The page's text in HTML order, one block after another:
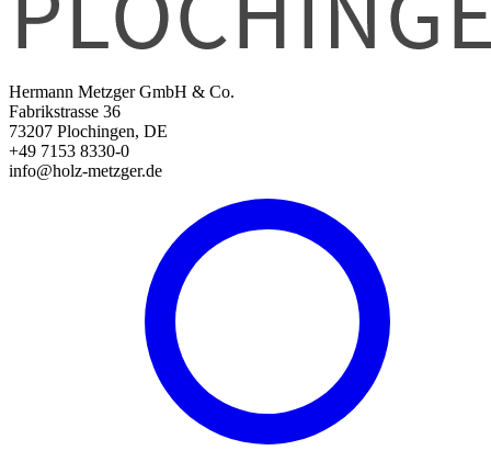
Hermann Metzger GmbH & Co.
Fabrikstrasse 36
73207 Plochingen, DE
+49 7153 8330-0
info@holz-metzger.de